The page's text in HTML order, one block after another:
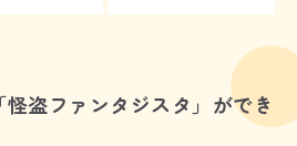
盗ファンタジスタ」ができ